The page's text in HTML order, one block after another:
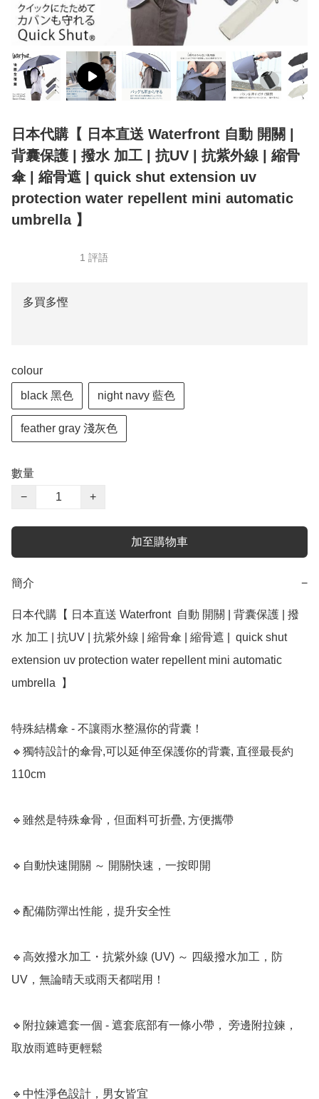
日本代購【 日本直送 Waterfront 自動 開關 |
背囊保護 | 撥水 加工 | 抗UV | 抗紫外線 | 縮骨
傘 | 縮骨遮 | quick shut extension uv
protection water repellent mini automatic
umbrella 】
1 評語
多買多慳
colour
black 黑色 night navy 藍色
feather gray 淺灰色
數量
−
+
加至購物車
簡介 −
日本代購【 日本直送 Waterfront  自動 開關 | 背囊保護 | 撥
水 加工 | 抗UV | 抗紫外線 | 縮骨傘 | 縮骨遮 |  quick shut
extension uv protection water repellent mini automatic
umbrella  】﻿
特殊結構傘 - 不讓雨水整濕你的背囊！
🔹獨特設計的傘骨,可以延伸至保護你的背囊, 直徑最長約
110cm
🔹雖然是特殊傘骨，但面料可折疊, 方便攜帶
🔹自動快速開關 ～ 開關快速，一按即開
🔹配備防彈出性能，提升安全性
🔹高效撥水加工・抗紫外線 (UV) ～ 四級撥水加工，防
UV，無論晴天或雨天都啱用！
🔹附拉鍊遮套一個 - 遮套底部有一條小帶， 旁邊附拉鍊，
取放雨遮時更輕鬆
🔹中性淨色設計，男女皆宜